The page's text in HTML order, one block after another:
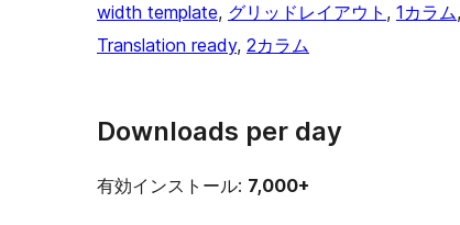
width template, グリッドレイアウト , 1カラム,
Translation ready, 2カラム
Downloads per day
有効インストール: 7,000+